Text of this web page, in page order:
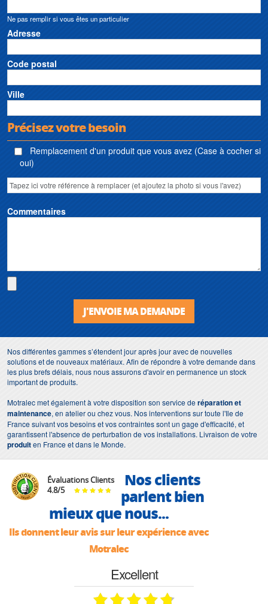
Ne pas remplir si vous êtes un particulier
Adresse
Code postal
Ville
Précisez votre besoin
Remplacement d'un produit que vous avez (Case à cocher si
oui)
Commentaires
J'ENVOIE MA DEMANDE
Nos différentes gammes s’étendent jour après jour avec de nouvelles
solutions et de nouveaux matériaux. Afin de répondre à votre demande dans
les plus brefs délais, nous nous assurons d'avoir en permanence un stock
important de produits.
Motralec met également à votre disposition son service deréparation et
maintenance, en atelier ou chez vous. Nos interventions sur toute l'Ile de
France suivant vos besoins et vos contraintes sont un gage d'efficacité, et
garantissent l'absence de perturbation de vos installations. Livraison de votre
produiten France et dans le Monde.
Évaluations Clients
4.8/5
Nos clients
parlent bien
mieux que nous...
Ils donnent leur avis sur leur expérience avec
Motralec
Excellent